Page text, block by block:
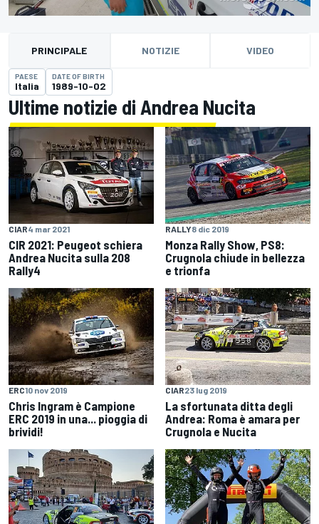
PRINCIPALE NOTIZIE VIDEO
PAESE
Italia
DATE OF BIRTH
1989-10-02
Ultime notizie di Andrea Nucita
CIAR4 mar 2021
CIR 2021: Peugeot schiera
Andrea Nucita sulla 208
Rally4
RALLY8 dic 2019
Monza Rally Show, PS8:
Crugnola chiude in bellezza
e trionfa
ERC10 nov 2019
Chris Ingram è Campione
ERC 2019 in una... pioggia di
brividi!
CIAR23 lug 2019
La sfortunata ditta degli
Andrea: Roma è amara per
Crugnola e Nucita